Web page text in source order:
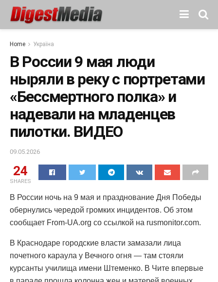
Home Україна
В России 9 мая люди
ныряли в реку с портретами
«Бессмертного полка» и
надевали на младенцев
пилотки. ВИДЕО
09.05.2026
24
SHARES
В России ночь на 9 мая и празднование Дня Победы
обернулись чередой громких инцидентов. Об этом
сообщает From-UA.org со ссылкой на rusmonitor.com.
В Краснодаре городские власти замазали лица
почетного караула у Вечного огня — там стояли
курсанты училища имени Штеменко. В Чите впервые